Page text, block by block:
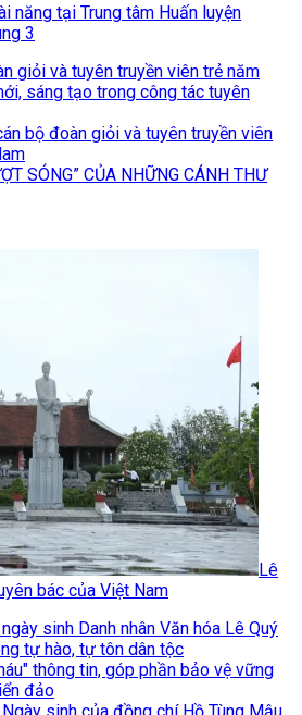
năng tại Trung tâm Huấn luyện
3
giỏi và tuyên truyền viên trẻ năm
sáng tạo trong công tác tuyên
bộ đoàn giỏi và tuyên truyền viên
SÓNG” CỦA NHỮNG CÁNH THƯ
Lê
bác của Việt Nam
sinh Danh nhân Văn hóa Lê Quý
tự hào, tự tôn dân tộc
thông tin, góp phần bảo vệ vững
đảo